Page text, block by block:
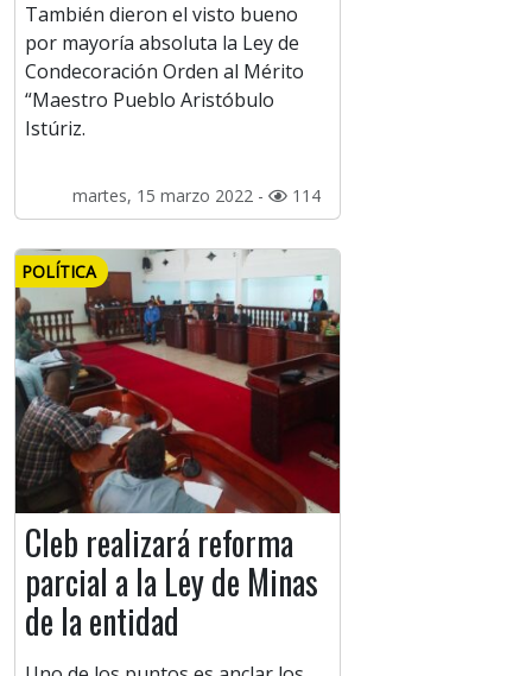
También dieron el visto bueno
por mayoría absoluta la Ley de
Condecoración Orden al Mérito
“Maestro Pueblo Aristóbulo
Istúriz.
martes, 15 marzo 2022 - 114
POLÍTICA
Cleb realizará reforma
parcial a la Ley de Minas
de la entidad